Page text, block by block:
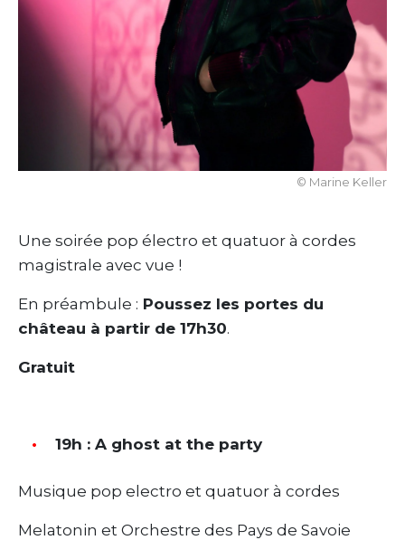
© Marine Keller
Une soirée pop électro et quatuor à cordes
magistrale avec vue !
En préambule : Poussez les portes du
château à partir de 17h30.
Gratuit
19h : A ghost at the party
Musique pop electro et quatuor à cordes
Melatonin et Orchestre des Pays de Savoie